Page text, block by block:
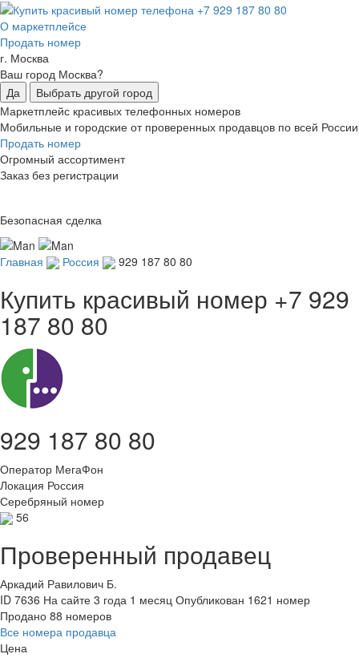
О маркетплейсе
Продать номер
г. Москва
Ваш город Москва?
Да
Выбрать другой город
Маркетплейс красивых телефонных номеров
Мобильные и городские от проверенных продавцов по всей России
Продать номер
Огромный ассортимент
Заказ без регистрации
Безопасная сделка
Главная Россия 929 187 80 80
Купить красивый номер +7 929
187 80 80
929 187 80 80
Оператор МегаФон
Локация Россия
Серебряный номер
56
Проверенный продавец
Аркадий Равилович Б.
ID 7636 На сайте 3 года 1 месяц Опубликован 1621 номер
Продано 88 номеров
Все номера продавца
Цена